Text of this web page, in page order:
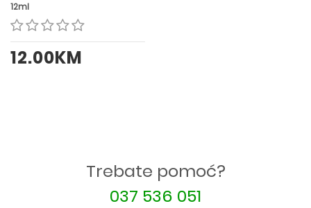
12ml
12.00KM
Trebate pomoć?
037 536 051